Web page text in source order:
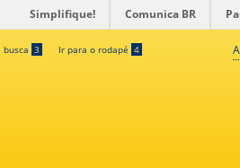
Simplifique! Comunica BR
busca 3 Ir para o rodapé 4